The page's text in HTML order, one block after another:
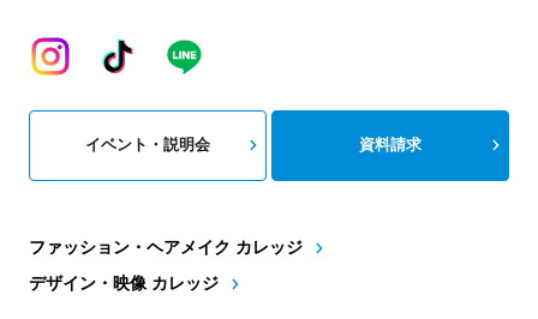
ファッション・ヘアメイク カレッジ
デザイン・映像 カレッジ
イベント・説明会 資料請求